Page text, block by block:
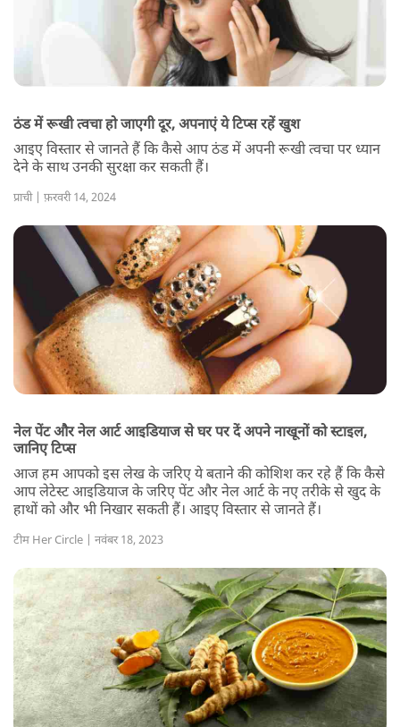
ठंड में रूखी त्वचा हो जाएगी दूर, अपनाएं ये टिप्स रहें खुश
आइए विस्तार से जानते हैं कि कैसे आप ठंड में अपनी रूखी त्वचा पर ध्यान
देने के साथ उनकी सुरक्षा कर सकती हैं।
प्राची | फ़रवरी 14, 2024
नेल पेंट और नेल आर्ट आइडियाज से घर पर दें अपने नाखूनों को स्टाइल,
जानिए टिप्स
आज हम आपको इस लेख के जरिए ये बताने की कोशिश कर रहे हैं कि कैसे
आप लेटेस्ट आइडियाज के जरिए पेंट और नेल आर्ट के नए तरीके से खुद के
हाथों को और भी निखार सकती हैं। आइए विस्तार से जानते हैं।
टीम Her Circle | नवंबर 18, 2023